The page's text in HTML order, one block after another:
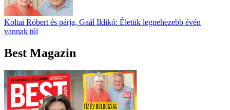
Koltai Róbert és párja, Gaál Ildikó: Életük legnehezebb évén
vannak túl
Best Magazin